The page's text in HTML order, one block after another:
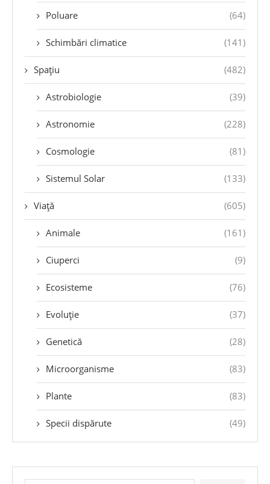
Poluare (64)
Schimbări climatice (141)
Spațiu (482)
Astrobiologie (39)
Astronomie (228)
Cosmologie (81)
Sistemul Solar (133)
Viață (605)
Animale (161)
Ciuperci (9)
Ecosisteme (76)
Evoluție (37)
Genetică (28)
Microorganisme (83)
Plante (83)
Specii dispărute (49)